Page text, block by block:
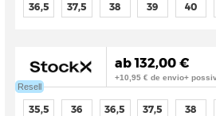
36,5 37,5 38 39 40
Resell
ab 132,00 €
+10,95 € de envio+
35,5 36 36,5 37,5 38